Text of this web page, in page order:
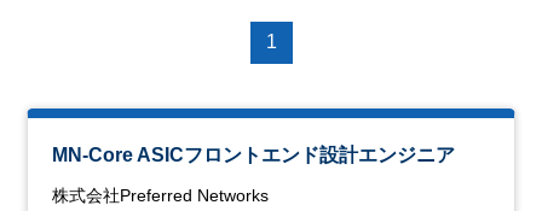
1
MN-Core ASICフロントエンド設計エンジニア
株式会社Preferred Networks